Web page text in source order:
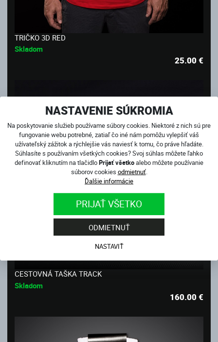
NASTAVENIE SÚKROMIA
Na poskytovanie služieb používame súbory cookies. Niektoré z nich sú pre
fungovanie webu potrebné, zatiaľ čo iné nám pomôžu vylepšiť váš
užívateľský zážitok a rýchlejšie vás naviesť k tomu, čo práve hľadáte.
Súhlasíte s používaním všetkých cookies? Svoj súhlas môžete ľahko
definovať kliknutím na tlačidloPrijať všetkoalebo môžete používanie
súborov cookies odmietnuť.
Ďalšie informácie
PRIJAŤ VŠETKO
ODMIETNUŤ
NASTAVIŤ
TRIČKO 3D RED
Skladom
25.00€
CESTOVNÁ TAŠKA TRACK
Skladom
160.00€